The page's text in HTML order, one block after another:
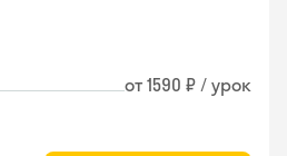
от 1590 ₽ / урок